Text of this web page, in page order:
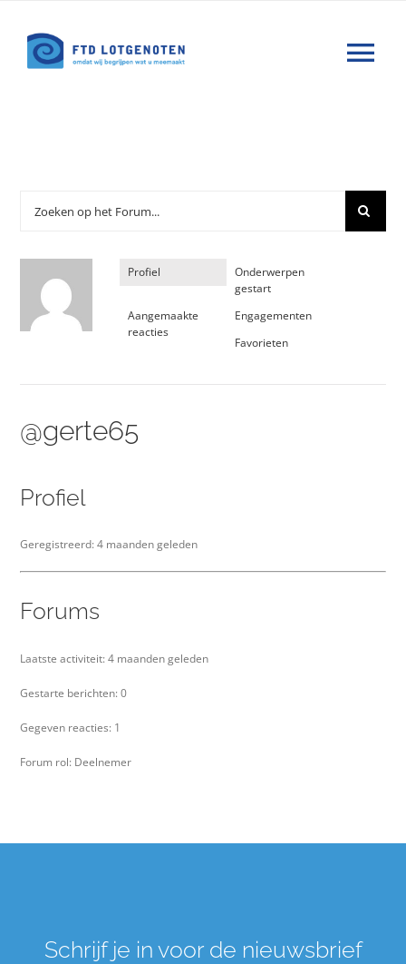
naar
inhoud
Agenda
Over ons
naar:
Profiel
Onderwerpen
gestart
Aangemaakte
reacties
Engagementen
Favorieten
@gerte65
Profiel
Geregistreerd: 4 maanden geleden
Forums
Laatste activiteit: 4 maanden geleden
Gestarte berichten: 0
Gegeven reacties: 1
Forum rol: Deelnemer
Schrijf je in voor de nieuwsbrief